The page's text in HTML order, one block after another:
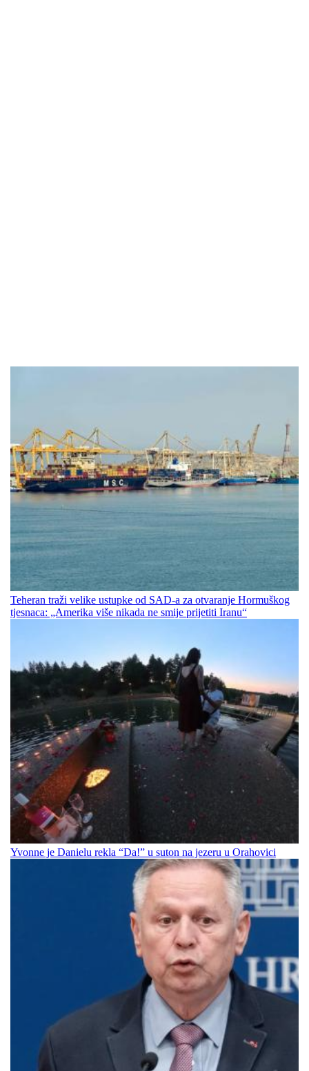
Teheran traži velike ustupke od SAD-a za otvaranje Hormuškog
tjesnaca: „Amerika više nikada ne smije prijetiti Iranu“
Yvonne je Danielu rekla “Da!” u suton na jezeru u Orahovici